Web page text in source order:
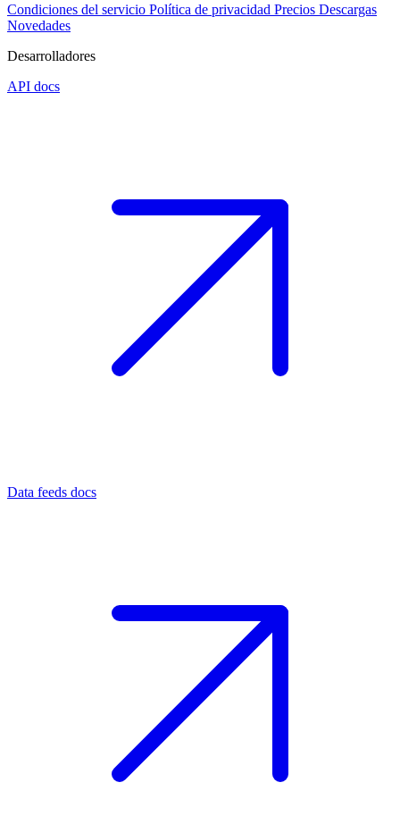
Condiciones del servicio Política de privacidad Precios Descargas
Novedades
Desarrolladores
API docs
Data feeds docs